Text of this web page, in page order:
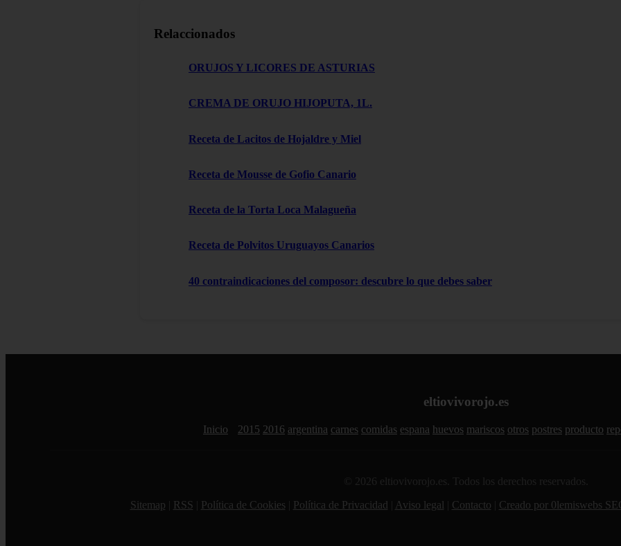
Relaccionados
ORUJOS Y LICORES DE ASTURIAS
CREMA DE ORUJO HIJOPUTA, 1L.
Receta de Lacitos de Hojaldre y Miel
Receta de Mousse de Gofio Canario
Receta de la Torta Loca Malagueña
Receta de Polvitos Uruguayos Canarios
40 contraindicaciones del composor: descubre lo que debes saber
eltiovivorojo.es
Inicio 2015 2016 argentina carnes comidas espana huevos mariscos otros postres producto
© 2026 eltiovivorojo.es. Todos los derechos reservados.
Sitemap
RSS Política de Cookies Política de Privacidad Aviso legal Contacto Creado por 0lemiswebs